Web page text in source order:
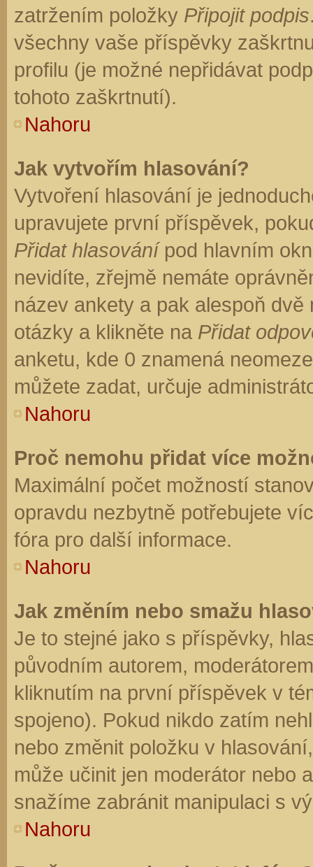
zatržením položky Připojit podpis
všechny vaše příspěvky
profilu (je možné nepřidávat
tohoto zaškrtnutí).
Nahoru
Jak vytvořím hlasování?
Vytvoření hlasování je
upravujete první příspěvek,
Přidat hlasovánípod hlavním
nevidíte, zřejmě nemáte
název ankety a pak alespoň
otázky a klikněte na Přidat
anketu, kde 0 znamená
můžete zadat, určuje
Nahoru
Proč nemohu přidat více
Maximální počet možností
opravdu nezbytně potřebujete
fóra pro další informace.
Nahoru
Jak změním nebo smažu
Je to stejné jako s příspěvky,
původním autorem,
kliknutím na první příspěvek v
spojeno). Pokud nikdo zatím
nebo změnit položku v
může učinit jen moderátor nebo
snažíme zabránit manipulaci s
Nahoru